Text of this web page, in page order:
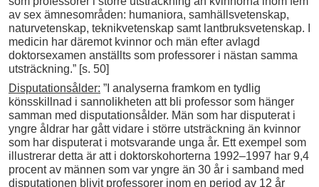
av sex ämnesområden: humaniora, samhällsvetenskap,
naturvetenskap, teknikvetenskap samt lantbruksvetenskap. I
medicin har däremot kvinnor och män efter avlagd
doktorsexamen anställts som professorer i nästan samma
utsträckning.” [s. 50]
Disputationsålder: ”I analyserna framkom en tydlig
könsskillnad i sannolikheten att bli professor som hänger
samman med disputationsålder. Män som har disputerat i
yngre åldrar har gått vidare i större utsträckning än kvinnor
som har disputerat i motsvarande unga år. Ett exempel som
illustrerar detta är att i doktorskohorterna 1992–1997 har 9,4
procent av männen som var yngre än 30 år i samband med
disputationen blivit professorer inom en period av 12 år